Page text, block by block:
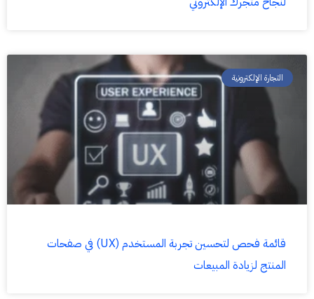
التجارة الإلكترونية
قائمة فحص لتحسين تجربة المستخدم (UX) في صفحات
المنتج لزيادة المبيعات